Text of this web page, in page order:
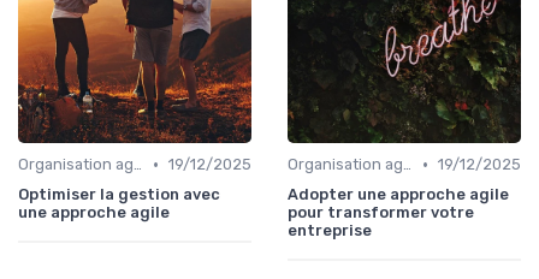
Organisation agile & scalable • 19/12/2025
Optimiser la gestion avec
une approche agile
Organisation agile & scalable • 19/12/2025
Adopter une approche agile
pour transformer votre
entreprise